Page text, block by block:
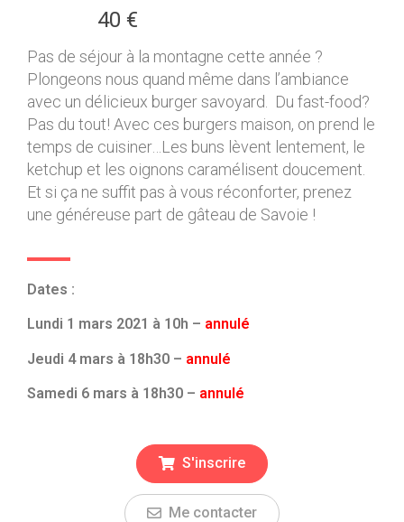
40 €
Pas de séjour à la montagne cette année ?
Plongeons nous quand même dans l’ambiance
avec un délicieux burger savoyard. Du fast-food?
Pas du tout! Avec ces burgers maison, on prend le
temps de cuisiner…Les buns lèvent lentement, le
ketchup et les oignons caramélisent doucement.
Et si ça ne suffit pas à vous réconforter, prenez
une généreuse part de gâteau de Savoie !
Dates :
Lundi 1 mars 2021 à 10h – annulé
Jeudi 4 mars à 18h30 – annulé
Samedi 6 mars à 18h30 – annulé
S'inscrire
Me contacter